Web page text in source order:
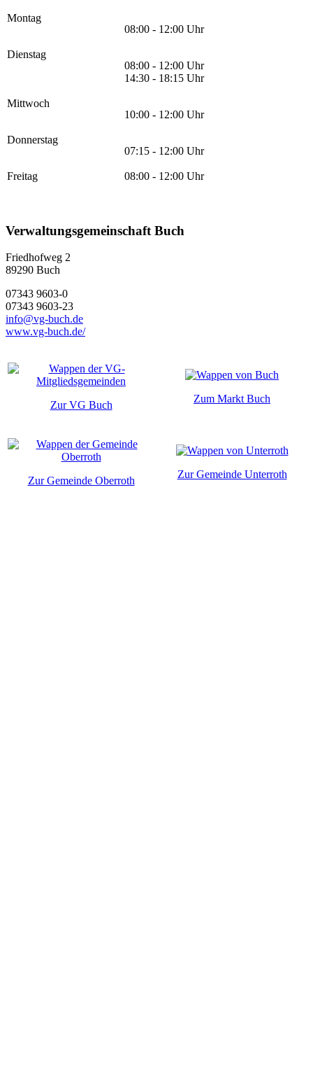
Montag
08:00 - 12:00 Uhr
Dienstag
08:00 - 12:00 Uhr
14:30 - 18:15 Uhr
Mittwoch
10:00 - 12:00 Uhr
Donnerstag
07:15 - 12:00 Uhr
Freitag 08:00 - 12:00 Uhr
Verwaltungsgemeinschaft Buch
Friedhofweg 2
89290 Buch
07343 9603-0
07343 9603-23
info@vg-buch.de
www.vg-buch.de/
Zur VG Buch
Zum Markt Buch
Zur Gemeinde Oberroth
Zur Gemeinde Unterroth